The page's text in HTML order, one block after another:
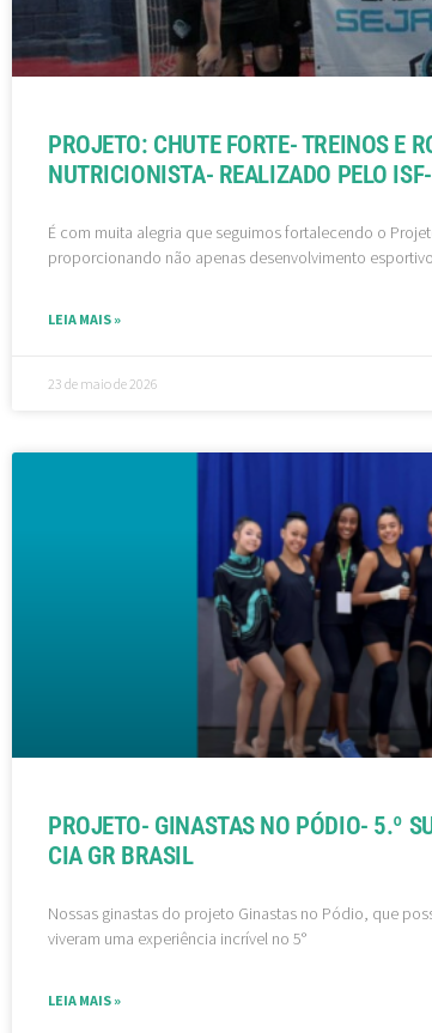
PROJETO: CHUTE FORTE- TREINOS E
NUTRICIONISTA- REALIZADO PELO
É com muita alegria que seguimos fortalecendo o
proporcionando não apenas desenvolvimento
LEIA MAIS »
23 de maio de 2026
PROJETO- GINASTAS NO PÓDIO- 5.º
CIA GR BRASIL
Nossas ginastas do projeto Ginastas no Pódio, que
viveram uma experiência incrível no 5°
LEIA MAIS »